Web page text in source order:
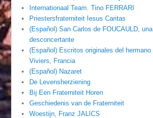
Internationaal Team. Tino FERRARI
Priestersfraterniteit Iesus Caritas
(Español) San Carlos de FOUCAULD,
desconcertante
(Español) Escritos originales del hermano
Viviers, Francia
(Español) Nazaret
De Levensherziening
Bij Een Fraterniteit Horen
Geschiedenis van de Fraterniteit
Woestijn, Franz JALICS